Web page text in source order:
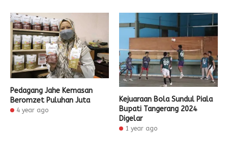
Pedagang Jahe Kemasan
Beromzet Puluhan Juta
4 year ago
Kejuaraan Bola Sundul Piala
Bupati Tangerang 2024
Digelar
1 year ago